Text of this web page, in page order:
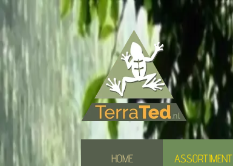
HOME ASSORTIMENT